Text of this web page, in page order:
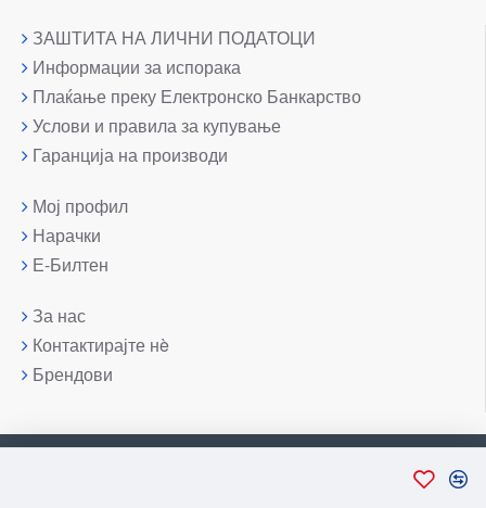
ЗАШТИТА НА ЛИЧНИ ПОДАТОЦИ
Информации за испорака
Плаќање преку Електронско Банкарство
Услови и правила за купување
Гаранција на производи
Мој профил
Нарачки
Е-Билтен
За нас
Контактирајте нè
Брендови